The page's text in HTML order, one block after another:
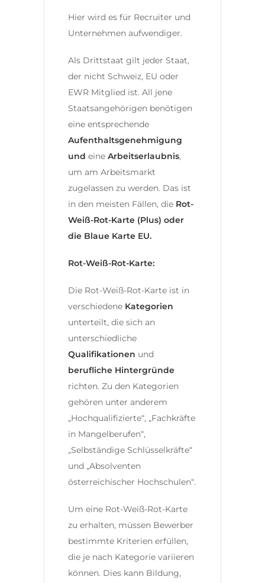
Hier wird es für Recruiter und
Unternehmen aufwendiger.
Als Drittstaat gilt jeder Staat,
der nicht Schweiz, EU oder
EWR Mitglied ist. All jene
Staatsangehörigen benötigen
eine entsprechende
Aufenthaltsgenehmigung
und eine Arbeitserlaubnis,
um am Arbeitsmarkt
zugelassen zu werden. Das ist
in den meisten Fällen, die Rot-
Weiß-Rot-Karte (Plus) oder
die Blaue Karte EU.
Rot-Weiß-Rot-Karte:
Die Rot-Weiß-Rot-Karte ist in
verschiedene Kategorien
unterteilt, die sich an
unterschiedliche
Qualifikationen und
berufliche Hintergründe
richten. Zu den Kategorien
gehören unter anderem
„Hochqualifizierte“, „Fachkräfte
in Mangelberufen“,
„Selbständige Schlüsselkräfte“
und „Absolventen
österreichischer Hochschulen“.
Um eine Rot-Weiß-Rot-Karte
zu erhalten, müssen Bewerber
bestimmte Kriterien erfüllen,
die je nach Kategorie variieren
können. Dies kann Bildung,